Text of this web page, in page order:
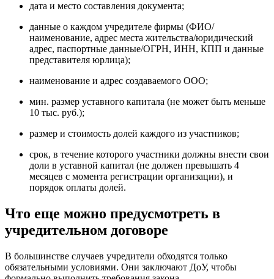
дата и место составления документа;
данные о каждом учредителе фирмы (ФИО/
наименование, адрес места жительства/юридический
адрес, паспортные данные/ОГРН, ИНН, КПП и данные
представителя юрлица);
наименование и адрес создаваемого ООО;
мин. размер уставного капитала (не может быть меньше
10 тыс. руб.);
размер и стоимость долей каждого из участников;
срок, в течение которого участники должны внести свои
доли в уставной капитал (не должен превышать 4
месяцев с момента регистрации организации), и
порядок оплаты долей.
Что еще можно предусмотреть в
учредительном договоре
В большинстве случаев учредители обходятся только
обязательными условиями. Они заключают ДоУ, чтобы